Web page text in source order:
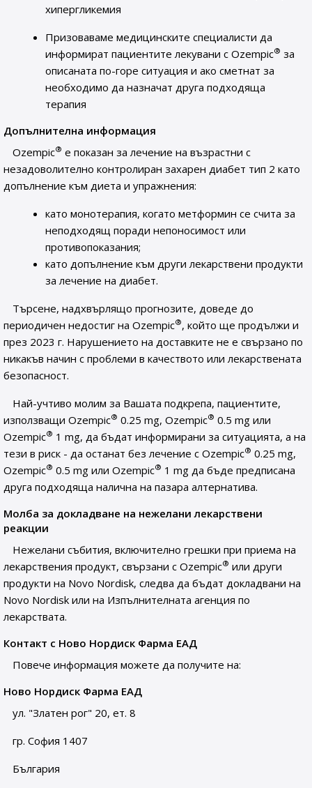
хипергликемия
Призоваваме медицинските специалисти да
информират пациентите лекувани с Ozempic® за
описаната по-горе ситуация и ако сметнат за
необходимо да назначат друга подходяща
терапия
Допълнителна информация
Ozempic® е показан за лечение на възрастни с
незадоволително контролиран захарен диабет тип 2 като
допълнение към диета и упражнения:
като монотерапия, когато метформин се счита за
неподходящ поради непоносимост или
противопоказания;
като допълнение към други лекарствени продукти
за лечение на диабет.
Търсене, надхвърлящо прогнозите, доведе до
периодичен недостиг на Ozempic®, който ще продължи и
през 2023 г. Нарушението на доставките не е свързано по
никакъв начин с проблеми в качеството или лекарствената
безопасност.
Най-учтиво молим за Вашата подкрепа, пациентите,
използващи Ozempic® 0.25 mg, Ozempic® 0.5 mg или
Ozempic® 1 mg, да бъдат информирани за ситуацията, а на
тези в риск - да останат без лечение с Ozempic® 0.25 mg,
Ozempic® 0.5 mg или Ozempic® 1 mg да бъде предписана
друга подходяща налична на пазара алтернатива.
Молба за докладване на нежелани лекарствени
реакции
Нежелани събития, включително грешки при приема на
лекарствения продукт, свързани с Ozempic® или други
продукти на Novo Nordisk, следва да бъдат докладвани на
Novo Nordisk или на Изпълнителната агенция по
лекарствата.
Контакт с Ново Нордиск Фарма ЕАД
Повече информация можете да получите на:
Ново Нордиск Фарма ЕАД
ул. "Златен рог" 20, ет. 8
гр. София 1407
България